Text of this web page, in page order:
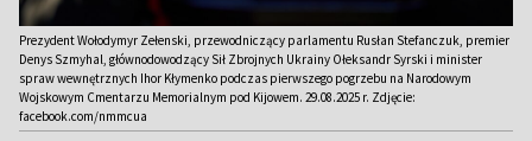
Prezydent Wołodymyr Zełenski, przewodniczący parlamentu Rusłan Stefanczuk, premier
Denys Szmyhal, głównodowodzący Sił Zbrojnych Ukrainy Ołeksandr Syrski i minister
spraw wewnętrznych Ihor Kłymenko podczas pierwszego pogrzebu na Narodowym
Wojskowym Cmentarzu Memorialnym pod Kijowem. 29.08.2025 r. Zdjęcie:
facebook.com/nmmcua